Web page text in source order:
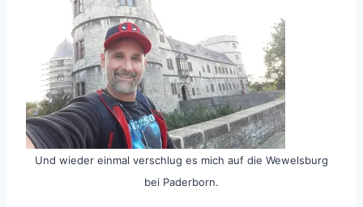
Und wieder einmal verschlug es mich auf die Wewelsburg
bei Paderborn.